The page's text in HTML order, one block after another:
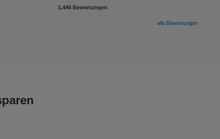
1.446 Bewertungen
alle Bewertungen